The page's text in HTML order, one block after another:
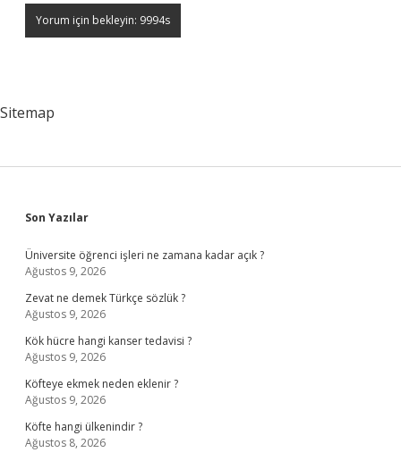
Sitemap
Sidebar
Son Yazılar
Üniversite öğrenci işleri ne zamana kadar açık ?
Ağustos 9, 2026
Zevat ne demek Türkçe sözlük ?
Ağustos 9, 2026
Kök hücre hangi kanser tedavisi ?
Ağustos 9, 2026
Köfteye ekmek neden eklenir ?
Ağustos 9, 2026
Köfte hangi ülkenindir ?
Ağustos 8, 2026